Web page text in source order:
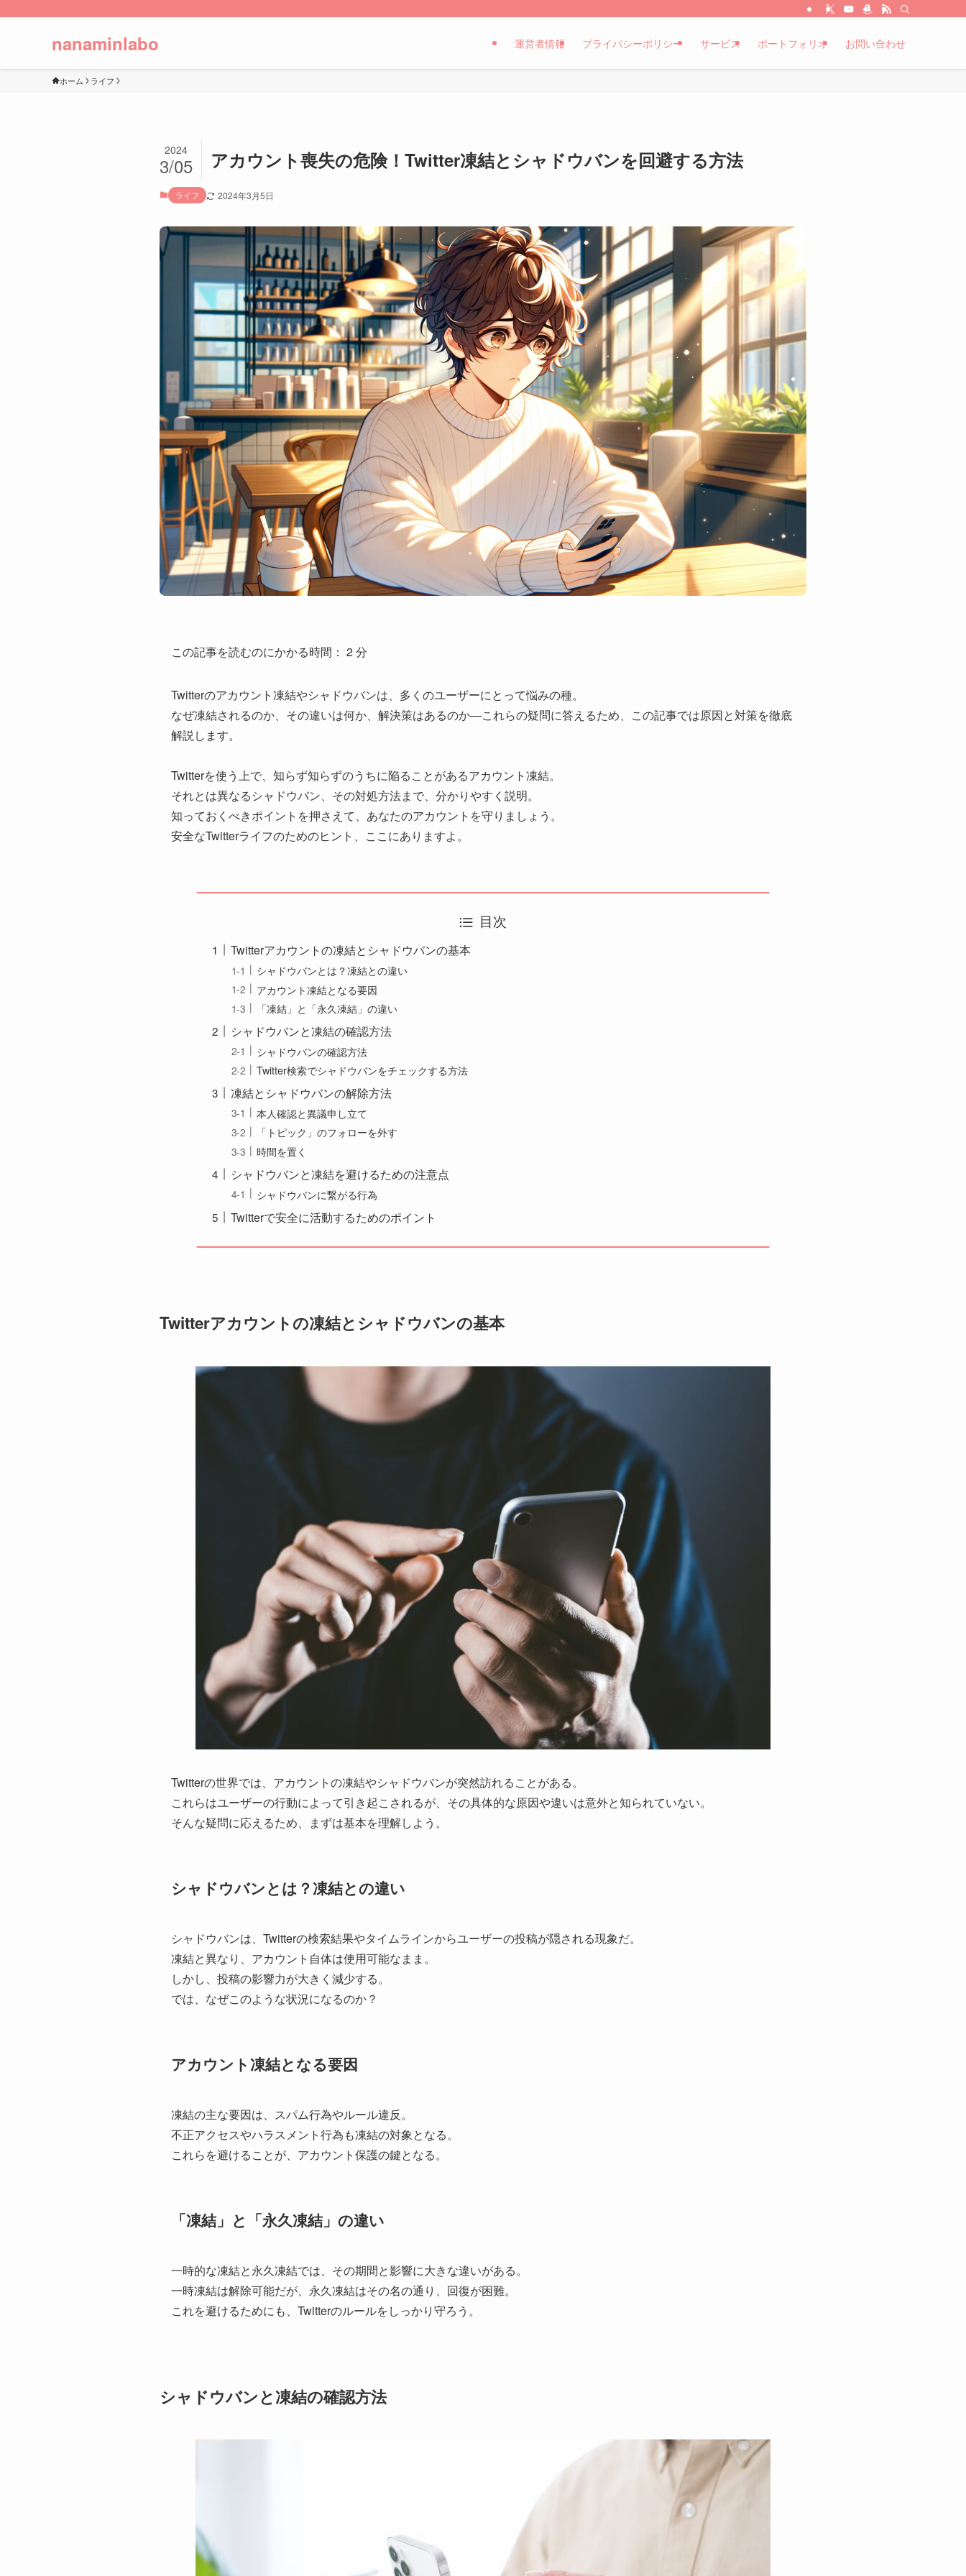
nanaminlabo 運営者情報 プライバシーポリシー サービス ポートフォリオ お問い合わせ
ホーム ライフ
アカウント喪失の危険！Twitter凍結とシャドウバンを回避する方法
2024
3/05
ライフ 2024年3月5日
この記事を読むのにかかる時間： 2分
Twitterのアカウント凍結やシャドウバンは、多くのユーザーにとって悩みの種。
なぜ凍結されるのか、その違いは何か、解決策はあるのか―これらの疑問に答えるため、この記事では原因と対策を徹底
解説します。
Twitterを使う上で、知らず知らずのうちに陥ることがあるアカウント凍結。
それとは異なるシャドウバン、その対処方法まで、分かりやすく説明。
知っておくべきポイントを押さえて、あなたのアカウントを守りましょう。
安全なTwitterライフのためのヒント、ここにありますよ。
目次
Twitterアカウントの凍結とシャドウバンの基本
シャドウバンとは？凍結との違い
アカウント凍結となる要因
「凍結」と「永久凍結」の違い
シャドウバンと凍結の確認方法
シャドウバンの確認方法
Twitter検索でシャドウバンをチェックする方法
凍結とシャドウバンの解除方法
本人確認と異議申し立て
「トピック」のフォローを外す
時間を置く
シャドウバンと凍結を避けるための注意点
シャドウバンに繋がる行為
Twitterで安全に活動するためのポイント
Twitterアカウントの凍結とシャドウバンの基本
Twitterの世界では、アカウントの凍結やシャドウバンが突然訪れることがある。
これらはユーザーの行動によって引き起こされるが、その具体的な原因や違いは意外と知られていない。
そんな疑問に応えるため、まずは基本を理解しよう。
シャドウバンとは？凍結との違い
シャドウバンは、Twitterの検索結果やタイムラインからユーザーの投稿が隠される現象だ。
凍結と異なり、アカウント自体は使用可能なまま。
しかし、投稿の影響力が大きく減少する。
では、なぜこのような状況になるのか？
アカウント凍結となる要因
凍結の主な要因は、スパム行為やルール違反。
不正アクセスやハラスメント行為も凍結の対象となる。
これらを避けることが、アカウント保護の鍵となる。
「凍結」と「永久凍結」の違い
一時的な凍結と永久凍結では、その期間と影響に大きな違いがある。
一時凍結は解除可能だが、永久凍結はその名の通り、回復が困難。
これを避けるためにも、Twitterのルールをしっかり守ろう。
シャドウバンと凍結の確認方法